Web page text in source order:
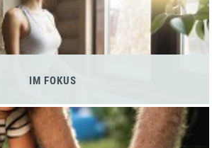
IM FOKUS